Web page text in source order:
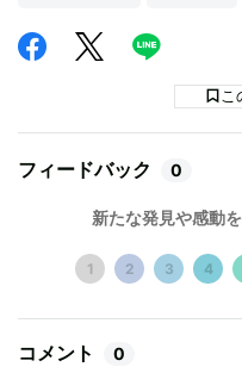
フィードバック 0
新たな発見や感動
1 2 3 4
コメント 0